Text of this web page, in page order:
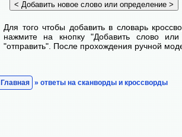
Для того чтобы добавить в словарь
нажмите на кнопку "Добавить слово
"отправить". После прохождения ручной
Главная » ответы на сканворды и кроссворды